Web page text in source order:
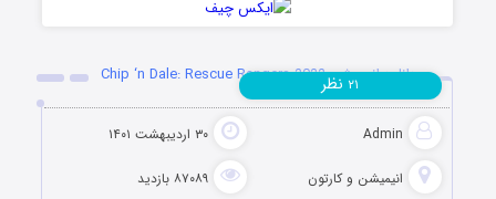
دانلود انیمیشن Chip ‘n Dale: Rescue Rangers 2022
Admin ۳۰ اردیبهشت ۱۴۰۱
انیمیشن و کارتون ۸۷۰۸۹ بازدید
۲۱ نظر